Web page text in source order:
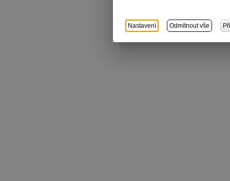
Nastavení Odmítnout vše